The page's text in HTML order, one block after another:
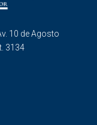
10 de Agosto
3134